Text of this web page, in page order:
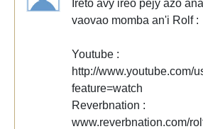
Ireto avy ireo pejy azo
vaovao momba an'i Rolf :
Youtube :
http://www.youtube.com/
feature=watch
Reverbnation :
www.reverbnation.com/